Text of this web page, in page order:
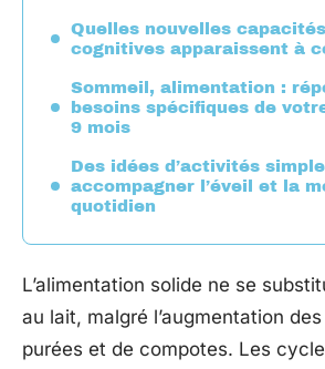
Quelles nouvelles
cognitives apparaissent à
Sommeil, alimentation :
besoins spécifiques de
9 mois
Des idées d’activités
accompagner l’éveil et la
quotidien
L’alimentation solide ne se
au lait, malgré l’augmentation
purées et de compotes. Les